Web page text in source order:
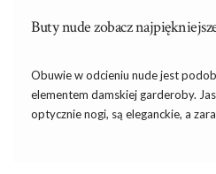
Buty nude zobacz
Obuwie w odcieniu nude jest
elementem damskiej garderoby.
optycznie nogi, są eleganckie, a